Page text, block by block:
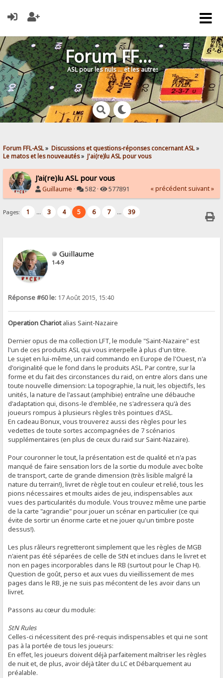
Forum FFL-ASL
ASL pour les nuls … et les autres !
Forum FFL-ASL» Discussions et questions-réponses concernant ASL»
Le matos et les nouveautés» J'ai(re)lu ASL pour vous
J'ai(re)lu ASL pour vous
Guillaume · 582 · 577891 « précédent suivant »
Pages: 1 ... 3 4 5 6 7 ... 39
Guillaume
1-4-9
Réponse #60 le: 17 Août 2015, 15:40
Operation Chariotalias Saint-Nazaire
Dernier opus de ma collection LFT, le module "Saint-Nazaire" est
l'un de ces produits ASL qui vous interpelle à plus d'un titre.
Le sujet en lui-même, un raid commando en Europe de l'Ouest, n'a
d'originalité que le fond dans le produits ASL. Par contre, sur la
forme et du fait des circonstances du raid, on entre alors dans une
toute nouvelle dimension: La topographie, la nuit, les objectifs, les
unités, la nature de l'assaut (amphibie) entraîne une débauche
d'adaptation qui, disons-le d'emblée, ne s'adressera qu'à des
joueurs rompus à plusieurs règles très pointues d'ASL.
En cadeau Bonux, vous trouverez aussi des règles pour les
vedettes de toute sortes accompagnées de 7 scénarios
supplémentaires (en plus de ceux du raid sur Saint-Nazaire).
Pour couronner le tout, la présentation est de qualité et n'a pas
manqué de faire sensation lors de la sortie du module avec boîte
de transport, carte de grande dimension (très lisible malgré la
nature du terrain!), livret de règle tout en couleur et relié, tous les
pions nécessaires et moults aides de jeu, indispensables aux
vues des particularités du module. Vous trouvez même une partie
de la carte "agrandie" pour jouer un scénar en particulier (ce qui
évite de sortir un énorme carte et ne jouer qu'un timbre poste
dessus!).
Les plus râleurs regretteront simplement que les règles de MGB
n'aient pas été séparées de celle de StN et inclues dans le livret et
non en pages incorporables dans le RB (surtout pour le Chap H).
Question de goût, perso et aux vues du vieillissement de mes
pages dans le RB, je ne suis pas mécontent de les avoir dans un
livret.
Passons au cœur du module:
StN Rules
Celles-ci nécessitent des pré-requis indispensables et qui ne sont
pas à la portée de tous les joueurs:
En effet, les joueurs doivent déjà parfaitement maîtriser les règles
de nuit et, de plus, avoir déjà tâter du LC et Débarquement au
préalable.